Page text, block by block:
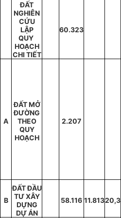
ĐẤT
NGHIÊN
CỨU
LẬP
QUY
HOẠCH
CHI TIẾT
60.323
A
ĐẤT MỞ
ĐƯỜNG
THEO
QUY
HOẠCH
2.207
B
ĐẤT ĐẦU
TƯ XÂY
DỰNG
DỰ ÁN
58.116 11.81320,3